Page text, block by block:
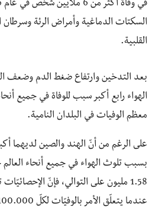
السكتات الدماغية وأمراض الرئة وسرطان
القلبية.
بعد التدخين وارتفاع ضغط الدم وضعف
الهواء رابع أكبر سبب للوفاة في جميع
معظم الوفيات في البلدان النامية.
على الرغم من أنّ الهند والصين لديهما
1.58 مليون على التوالي، فإنّ
عندما يتعلّق الأمر بالوفيّات لكلّ 100.000 نسمة.